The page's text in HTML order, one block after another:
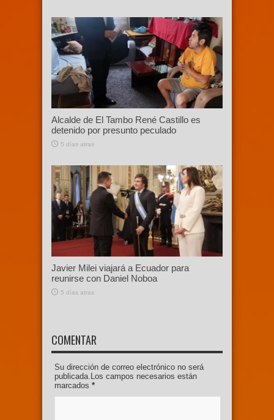
Alcalde de El Tambo René Castillo es
detenido por presunto peculado
5 días atras
Javier Milei viajará a Ecuador para
reunirse con Daniel Noboa
5 días atras
COMENTAR
Su dirección de correo electrónico no será
publicada.Los campos necesarios están
marcados *